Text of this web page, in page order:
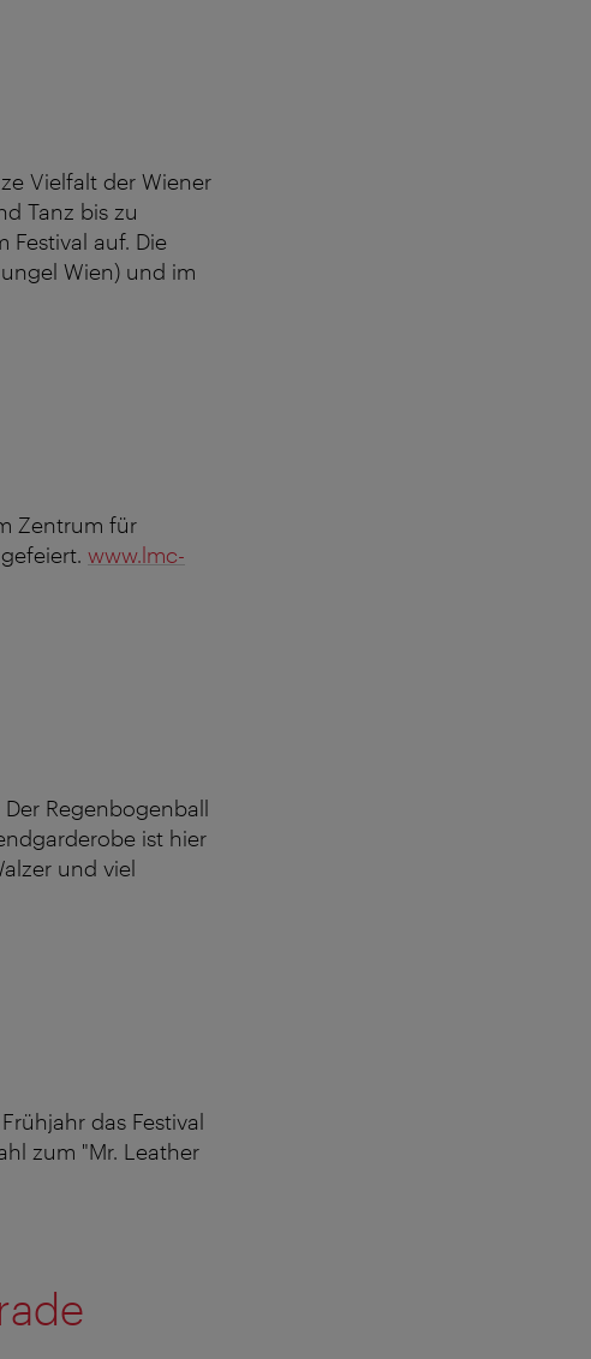
Vielfalt der Wiener
Tanz bis zu
auf. Die
Wien) und im
Zentrum für
www.lmc-
Regenbogenball
ist hier
und viel
das Festival
zum "Mr. Leather